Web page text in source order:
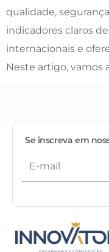
qualidade,
indicadores claros
internacionais e
Neste artigo, vamos
Se inscreva em